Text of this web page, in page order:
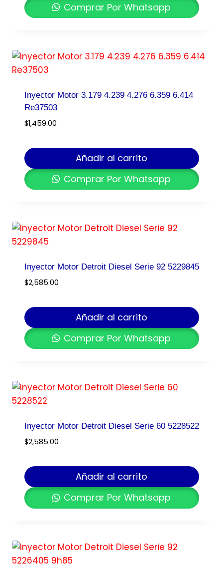
Comprar Por Whatsapp
Inyector Motor 3.179 4.239 4.276 6.359 6.414
Re37503
$1,459.00
Añadir al carrito
Comprar Por Whatsapp
Inyector Motor Detroit Diesel Serie 92 5229845
$2,585.00
Añadir al carrito
Comprar Por Whatsapp
Inyector Motor Detroit Diesel Serie 60 5228522
$2,585.00
Añadir al carrito
Comprar Por Whatsapp